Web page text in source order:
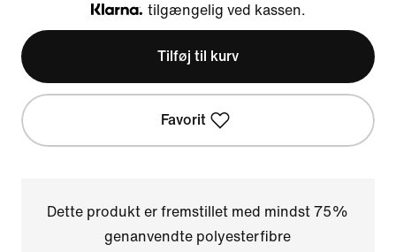
Klarna
tilgængelig ved kassen.
Tilføj til kurv
Favorit
Dette produkt er fremstillet med mindst 75%
genanvendte polyesterfibre